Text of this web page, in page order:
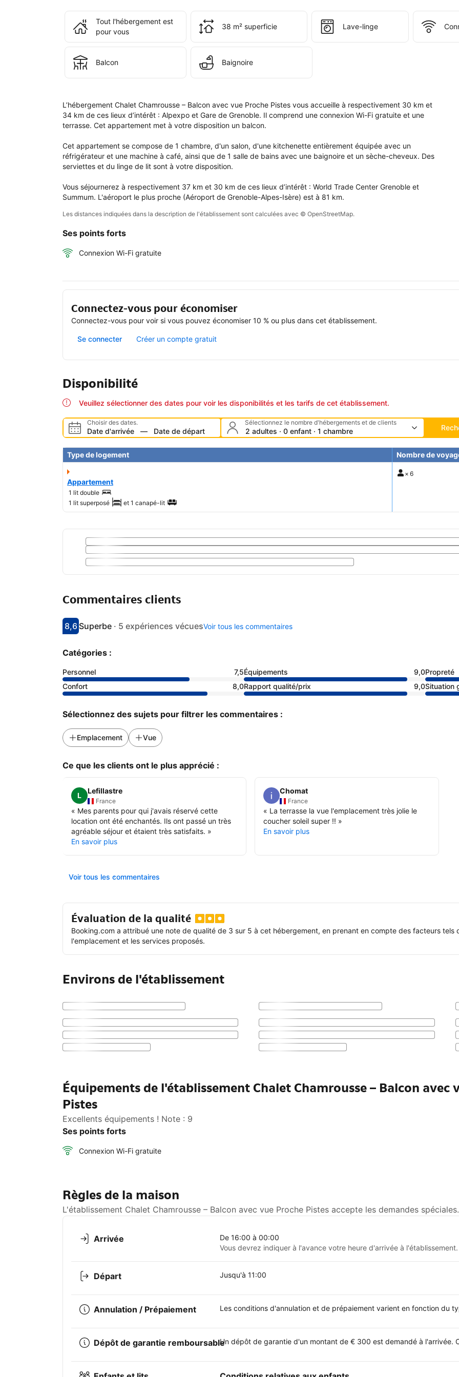
Chalet
–
Balcon
avec
vue
Tout l'hébergement est
pour vous
38 m² superficie Lave-linge
Balcon Baignoire
L’hébergement Chalet Chamrousse – Balcon avec vue Proche Pistes vous accueille à respectivement 30 km et
34 km de ces lieux d’intérêt : Alpexpo et Gare de Grenoble. Il comprend une connexion Wi-Fi gratuite et une
terrasse. Cet appartement met à votre disposition un balcon.
Cet appartement se compose de 1 chambre, d'un salon, d'une kitchenette entièrement équipée avec un
réfrigérateur et une machine à café, ainsi que de 1 salle de bains avec une baignoire et un sèche-cheveux. Des
serviettes et du linge de lit sont à votre disposition.
Vous séjournerez à respectivement 37 km et 30 km de ces lieux d’intérêt : World Trade Center Grenoble et
Summum. L'aéroport le plus proche (Aéroport de Grenoble-Alpes-Isère) est à 81 km.
Les distances indiquées dans la description de l'établissement sont calculées avec © OpenStreetMap.
Ses points forts
Connexion Wi-Fi gratuite
Connectez-vous pour économiser
Connectez-vous pour voir si vous pouvez économiser 10 % ou plus dans cet établissement.
Se connecter Créer un compte gratuit
Disponibilité
Veuillez sélectionner des dates pour voir les disponibilités et les tarifs de cet établissement.
Choisir des dates.
Date d'arrivée — Date de départ
Sélectionnez le nombre d'hébergements et de clients
2 adultes · 0 enfant · 1 chambre
Type de logement Nombre de
Appartement
1 lit double
1 lit superposé
et 1 canapé-lit
× 6
Commentaires clients
Avec une note de 8.6
8,6
superbeSuperbe · 5 expériences vécuesVoir tous les commentaires
Catégories :
Personnel 7,5Équipements 9,0Propreté
Confort
8,0Rapport qualité/prix 9,0Situation
Sélectionnez des sujets pour filtrer les commentaires :
Emplacement Vue
Ce que les clients ont le plus apprécié :
L
Lefillastre
France
« Mes parents pour qui j'avais réservé cette
location ont été enchantés. Ils ont passé un très
agréable séjour et étaient très satisfaits. »
En savoir plus
Chomat
France
« La terrasse la vue l'emplacement très jolie le
coucher soleil super !! »
En savoir plus
Voir tous les commentaires
Évaluation de la qualité
Booking.com a attribué une note de qualité de 3 sur 5 à cet hébergement, en prenant en compte des facteurs tels
l'emplacement et les services proposés.
Environs de l'établissement
Équipements de l'établissement Chalet Chamrousse – Balcon avec
Pistes
Excellents équipements ! Note : 9
Ses points forts
Connexion Wi-Fi gratuite
Règles de la maison
L'établissement Chalet Chamrousse – Balcon avec vue Proche Pistes accepte les demandes
Arrivée
De 16:00 à 00:00
Vous devrez indiquer à l'avance votre heure d'arrivée à l'établissement.
Départ Jusqu'à 11:00
Annulation / Prépaiement Les conditions d'annulation et de prépaiement varient en fonction du
Dépôt de garantie remboursableUn dépôt de garantie d'un montant de € 300 est demandé à